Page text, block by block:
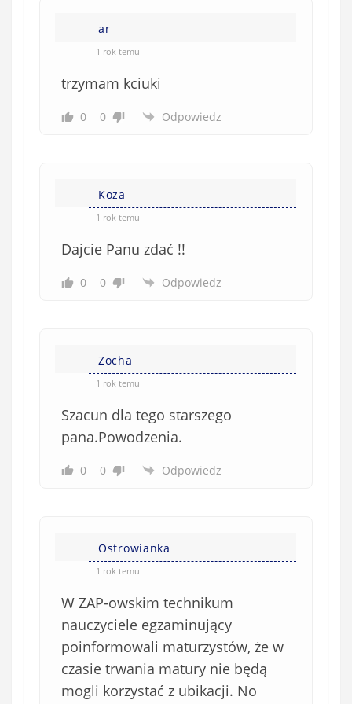
ar
1 rok temu
trzymam kciuki
0 0 Odpowiedz
Koza
1 rok temu
Dajcie Panu zdać !!
0 0 Odpowiedz
Zocha
1 rok temu
Szacun dla tego starszego
pana.Powodzenia.
0 0 Odpowiedz
Ostrowianka
1 rok temu
W ZAP-owskim technikum
nauczyciele egzaminujący
poinformowali maturzystów, że w
czasie trwania matury nie będą
mogli korzystać z ubikacji. No